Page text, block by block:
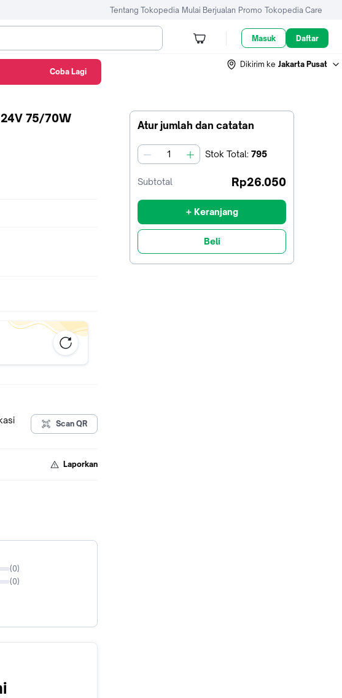
Tentang Tokopedia Mulai Berjualan Promo Tokopedia Care
Masuk Daftar
Dikirim ke Jakarta Pusat
Atur jumlah dan catatan
jumlah Stok Total: 795
Subtotal Rp26.050
+ Keranjang
Beli
75/70W
Scan QR
Laporkan
(0)
(0)
Coba Lagi